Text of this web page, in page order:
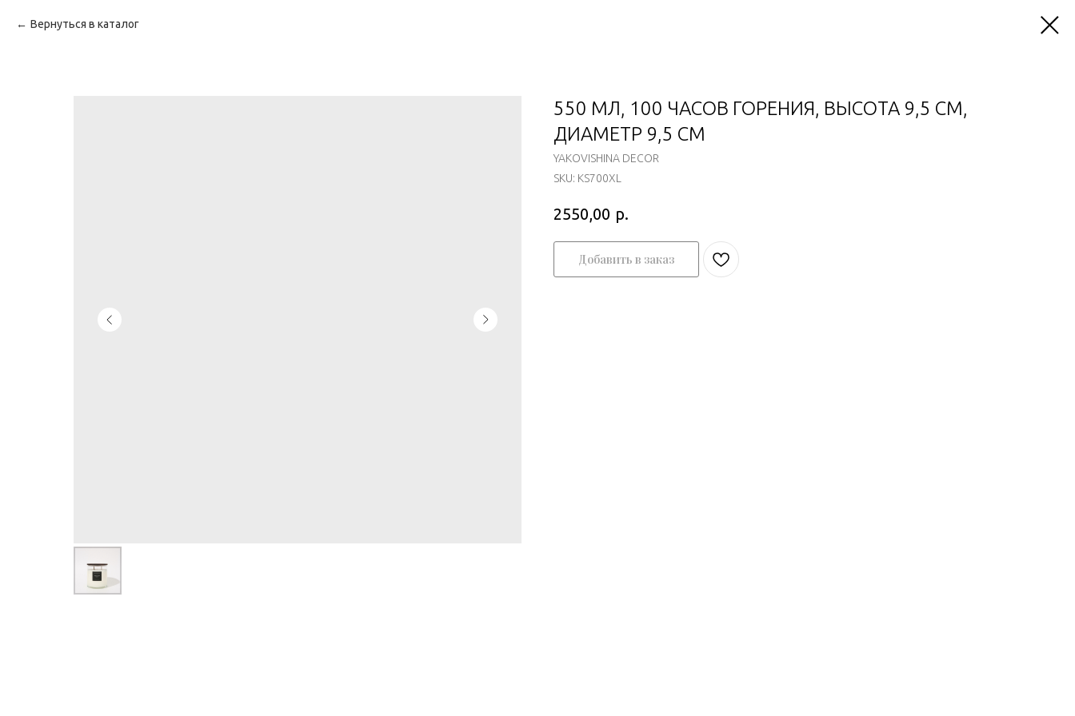
Вернуться в каталог
550 МЛ, 100 ЧАСОВ ГОРЕНИЯ, ВЫСОТА 9,5 СМ,
ДИАМЕТР 9,5 СМ
YAKOVISHINA DECOR
SKU: KS700XL
2550,00 р.
Добавить в заказ